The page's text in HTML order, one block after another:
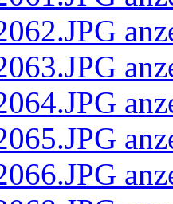
Bild
Bild
Bild